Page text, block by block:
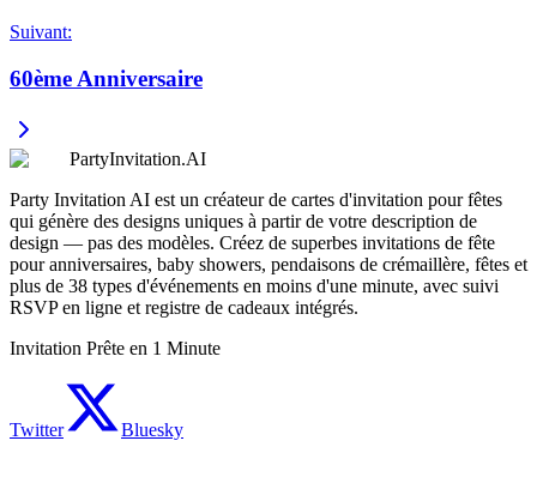
Suivant:
60ème Anniversaire
PartyInvitation.AI
Party Invitation AI est un créateur de cartes d'invitation pour fêtes
qui génère des designs uniques à partir de votre description de
design — pas des modèles. Créez de superbes invitations de fête
pour anniversaires, baby showers, pendaisons de crémaillère, fêtes et
plus de 38 types d'événements en moins d'une minute, avec suivi
RSVP en ligne et registre de cadeaux intégrés.
Invitation Prête en 1 Minute
Twitter Bluesky